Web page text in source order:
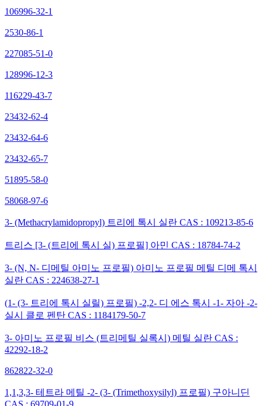
106996-32-1
2530-86-1
227085-51-0
128996-12-3
116229-43-7
23432-62-4
23432-64-6
23432-65-7
51895-58-0
58068-97-6
3- (Methacrylamidopropyl) 트리에 톡시 실란 CAS : 109213-85-6
트리스 [3- (트리에 톡시 실) 프로필] 아민 CAS : 18784-74-2
3- (N, N- 디메틸 아미노 프로필) 아미노 프로필 메틸 디메 톡시
실란 CAS : 224638-27-1
(1- (3- 트리에 톡시 실릴) 프로필) -2,2- 디 에스 톡시 -1- 자아 -2-
실시 클로 펜탄 CAS : 1184179-50-7
3- 아미노 프로필 비스 (트리메틸 실록시) 메틸 실란 CAS :
42292-18-2
862822-32-0
1,1,3,3- 테트라 메틸 -2- (3- (Trimethoxysilyl) 프로필) 구아니딘
CAS : 69709-01-9